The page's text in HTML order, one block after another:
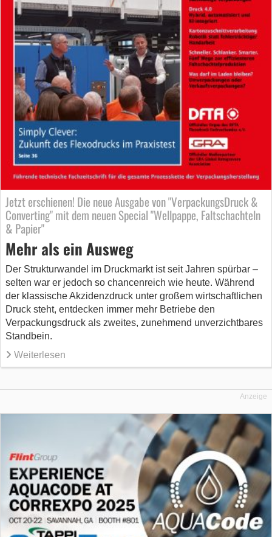
Jetzt erschienen! Die neue Ausgabe von "VerpackungsDruck &
Converting" mit dem neuen Special "Wellpappe, Faltschachteln
& Papier"
Mehr als ein Ausweg
Der Strukturwandel im Druckmarkt ist seit Jahren spürbar –
selten war er jedoch so chancenreich wie heute. Während
der klassische Akzidenzdruck unter großem wirtschaftlichen
Druck steht, entdecken immer mehr Betriebe den
Verpackungsdruck als zweites, zunehmend unverzichtbares
Standbein.
Weiterlesen
Anzeige